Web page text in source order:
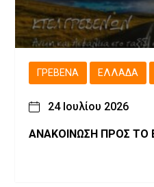
ΓΡΕΒΕΝΆ ΕΛΛΆΔΑ
24 Ιουλίου 2026
ΑΝΑΚΟΙΝΩΣΗ ΠΡΟΣ ΤΟ